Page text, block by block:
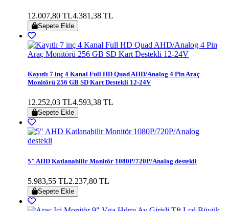
12.007,80 TL4.381,38 TL
Sepete Ekle
Kayıtlı 7 inç 4 Kanal Full HD Quad AHD/Analog 4 Pin Araç
Monitörü 256 GB SD Kart Destekli 12-24V
12.252,03 TL4.593,38 TL
Sepete Ekle
5" AHD Katlanabilir Monitör 1080P/720P/Analog destekli
5.983,55 TL2.237,80 TL
Sepete Ekle